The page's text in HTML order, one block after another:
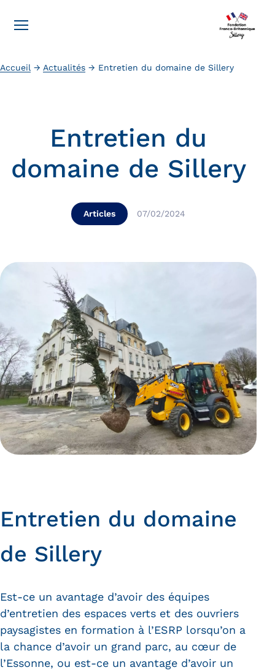
Accueil → Actualités → Entretien du domaine de Sillery
Entretien du
domaine de Sillery
Articles 07/02/2024
Entretien du domaine
de Sillery
Est-ce un avantage d’avoir des équipes
d’entretien des espaces verts et des ouvriers
paysagistes en formation à l’ESRP lorsqu’on a
la chance d’avoir un grand parc, au cœur de
l’Essonne, ou est-ce un avantage d’avoir un